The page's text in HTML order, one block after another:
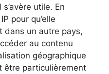
s’avère utile. En
pour qu’elle
dans un autre pays,
au contenu
géographique
être particulièrement